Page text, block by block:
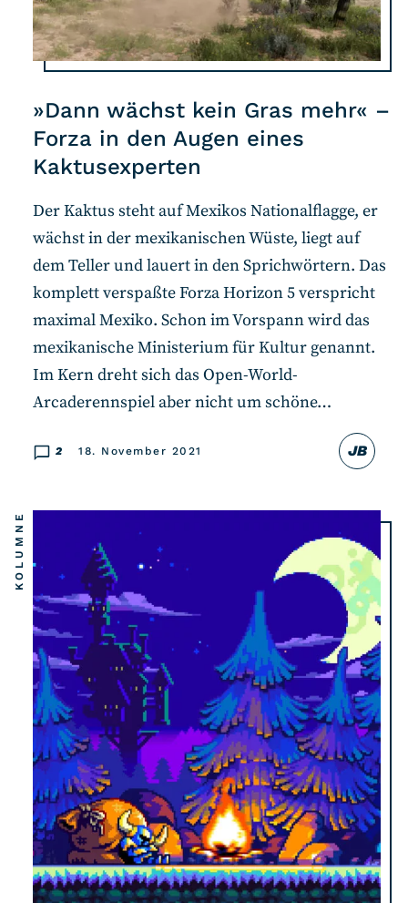
»Dann wächst kein Gras mehr« –
Forza in den Augen eines
Kaktusexperten
JB
2 18. November 2021
Der Kaktus steht auf Mexikos Nationalflagge, er
wächst in der mexikanischen Wüste, liegt auf
dem Teller und lauert in den Sprichwörtern. Das
komplett verspaßte Forza Horizon 5 verspricht
maximal Mexiko. Schon im Vorspann wird das
mexikanische Ministerium für Kultur genannt.
Im Kern dreht sich das Open-World-
Arcaderennspiel aber nicht um schöne…
KOLUMNE